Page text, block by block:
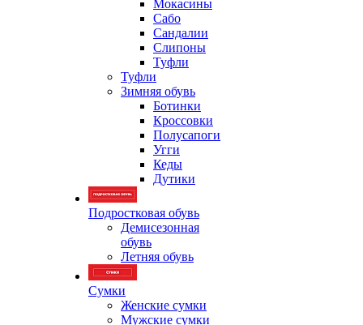
Мокасины
Сабо
Сандалии
Слипоны
Туфли
Туфли
Зимняя обувь
Ботинки
Кроссовки
Полусапоги
Угги
Кеды
Дутики
Подростковая обувь
Демисезонная
обувь
Летняя обувь
Сумки
Женские сумки
Мужские сумки